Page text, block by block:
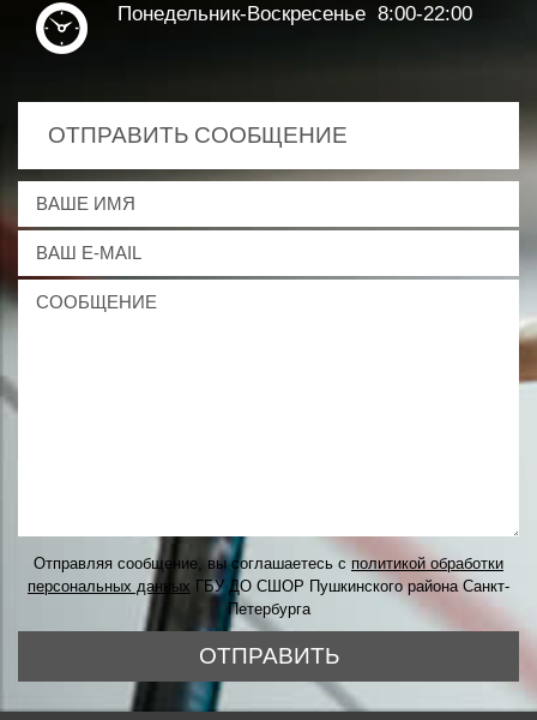
Понедельник-Воскресенье 8:00-22:00
ОТПРАВИТЬ СООБЩЕНИЕ
Отправляя сообщение, вы соглашаетесь с политикой обработки
персональных данных ГБУ ДО СШОР Пушкинского района Санкт-
Петербурга
ОТПРАВИТЬ